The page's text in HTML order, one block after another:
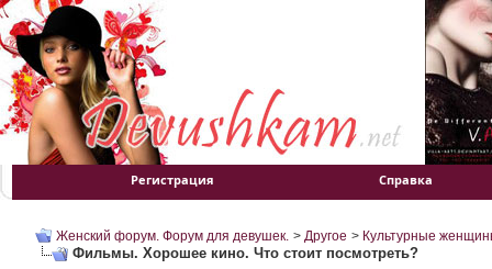
Регистрация Справка
Женский форум. Форум для девушек. > Другое > Культурные
Фильмы. Хорошее кино. Что стоит посмотреть?